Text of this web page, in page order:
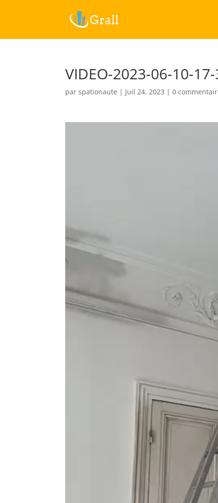
VIDEO-2023-06-10-
parspationaute | Juil 24, 2023 |0